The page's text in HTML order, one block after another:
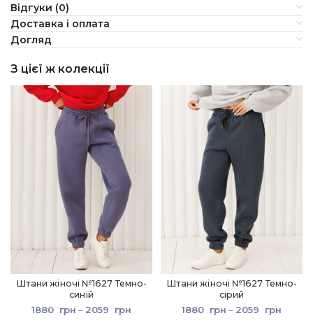
Відгуки (0)
Доставка і оплата
Догляд
З цієї ж колекції
Штани жіночі №1627 Темно-
синій
1880 грн – 2059 грн
Штани жіночі №1627 Темно-
сірий
1880 грн – 2059 грн